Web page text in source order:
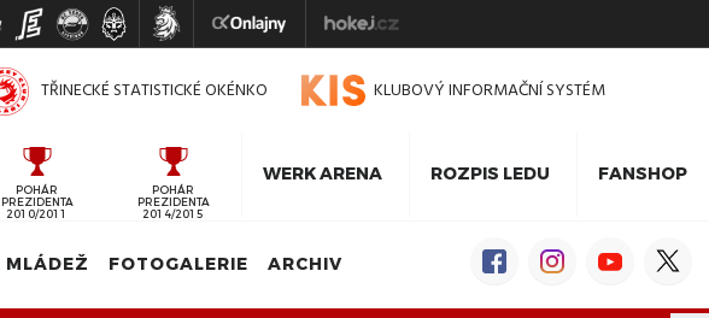
TŘINECKÉ STATISTICKÉ OKÉNKO KLUBOVÝ INFORMAČNÍ SYSTÉM
POHÁR
PREZIDENTA
2010/2011
POHÁR
PREZIDENTA
2014/2015
WERK ARENA ROZPIS LEDU FANSHOP
MLÁDEŽ FOTOGALERIE ARCHIV